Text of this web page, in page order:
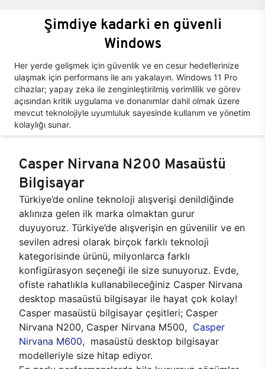
Şimdiye kadarki en güvenli
Windows
Her yerde gelişmek için güvenlik ve en cesur hedeflerinize
ulaşmak için performans ile anı yakalayın. Windows 11 Pro
cihazlar; yapay zeka ile zenginleştirilmiş verimlilik ve görev
açısından kritik uygulama ve donanımlar dahil olmak üzere
mevcut teknolojiyle uyumluluk sayesinde kullanım ve yönetim
kolaylığı sunar.
Casper Nirvana N200 Masaüstü
Bilgisayar
Türkiye’de online teknoloji alışverişi denildiğinde
aklınıza gelen ilk marka olmaktan gurur
duyuyoruz. Türkiye’de alışverişin en güvenilir ve en
sevilen adresi olarak birçok farklı teknoloji
kategorisinde ürünü, milyonlarca farklı
konfigürasyon seçeneği ile size sunuyoruz. Evde,
ofiste rahatlıkla kullanabileceğiniz Casper Nirvana
desktop masaüstü bilgisayar ile hayat çok kolay!
Casper masaüstü bilgisayar çeşitleri; Casper
Nirvana N200, Casper Nirvana M500, Casper
Nirvana M600, masaüstü desktop bilgisayar
modelleriyle size hitap ediyor.